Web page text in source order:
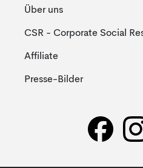
Über uns
CSR - Corporate Social
Affiliate
Presse-Bilder